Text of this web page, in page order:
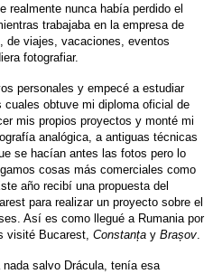
realmente nunca había perdido el
trabajaba en la empresa de
de viajes, vacaciones, eventos
fotografiar.
personales y empecé a estudiar
obtuve mi diploma oficial de
mis propios proyectos y monté mi
analógica, a antiguas técnicas
se hacían antes las fotos pero lo
cosas más comerciales como
año recibí una propuesta del
para realizar un proyecto sobre el
Así es como llegué a Rumania por
visité Bucarest, Constanța y Brașov
salvo Drácula, tenía esa